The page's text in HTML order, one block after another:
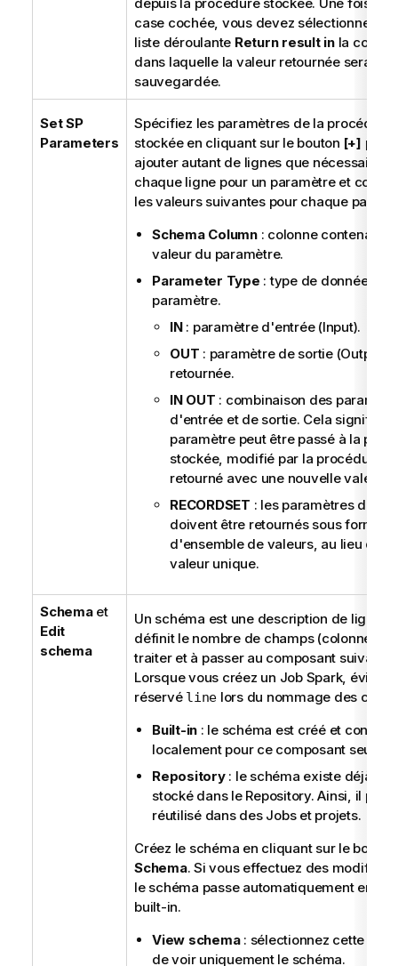
case cochée, vous devez sélectionner,
liste déroulante Return result inla
dans laquelle la valeur retournée sera
sauvegardée.
Set SP
Parameters
Spécifiez les paramètres de la procédure
stockée en cliquant sur le bouton [+] pour
ajouter autant de lignes que nécessaire,
chaque ligne pour un paramètre et
les valeurs suivantes pour chaque
Schema Column: colonne contenant la
valeur du paramètre.
Parameter Type : type de données du
paramètre.
IN: paramètre d'entrée (Input).
OUT : paramètre de sortie (Output)/
retournée.
IN OUT : combinaison des
d'entrée et de sortie. Cela signifie
paramètre peut être passé à la
stockée, modifié par la procédure et
retourné avec une nouvelle valeur.
RECORDSET : les paramètres
doivent être retournés sous forme
d'ensemble de valeurs, au lieu
valeur unique.
Schemaet
Edit
schema
Un schéma est une description de lignes.
définit le nombre de champs (colonnes) à
traiter et à passer au composant suivant.
Lorsque vous créez un Job Spark, évitez
réservé line lors du nommage des
Built-in : le schéma est créé et
localement pour ce composant
Repository: le schéma existe déjà et
stocké dans le Repository. Ainsi, il peut
réutilisé dans des Jobs et projets.
Créez le schéma en cliquant sur le
Schema. Si vous effectuez des
le schéma passe automatiquement en
built-in.
View schema: sélectionnez cette
de voir uniquement le schéma.